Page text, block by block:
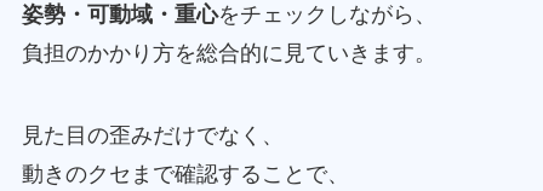
姿勢・可動域・重心をチェックしながら、
負担のかかり方を総合的に見ていきます。
見た目の歪みだけでなく、
動きのクセまで確認することで、